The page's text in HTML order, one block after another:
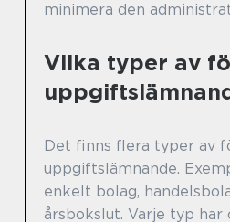
minimera den
Vilka typer av
Det finns flera typer av
uppgiftslämnande.
enkelt bolag,
årsbokslut. Varje typ har